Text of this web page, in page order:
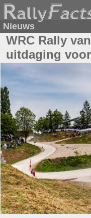
Nieuws
WRC Rally
uitdaging